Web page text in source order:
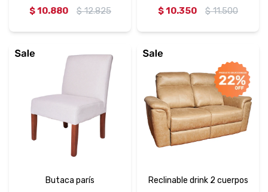
$10.880 $ 12.825 $10.350 $ 11.500
Butaca parís Reclinable drink 2 cuerpos